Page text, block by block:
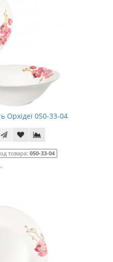
Орхідеї 050-33-04
товара: 050-33-04
..